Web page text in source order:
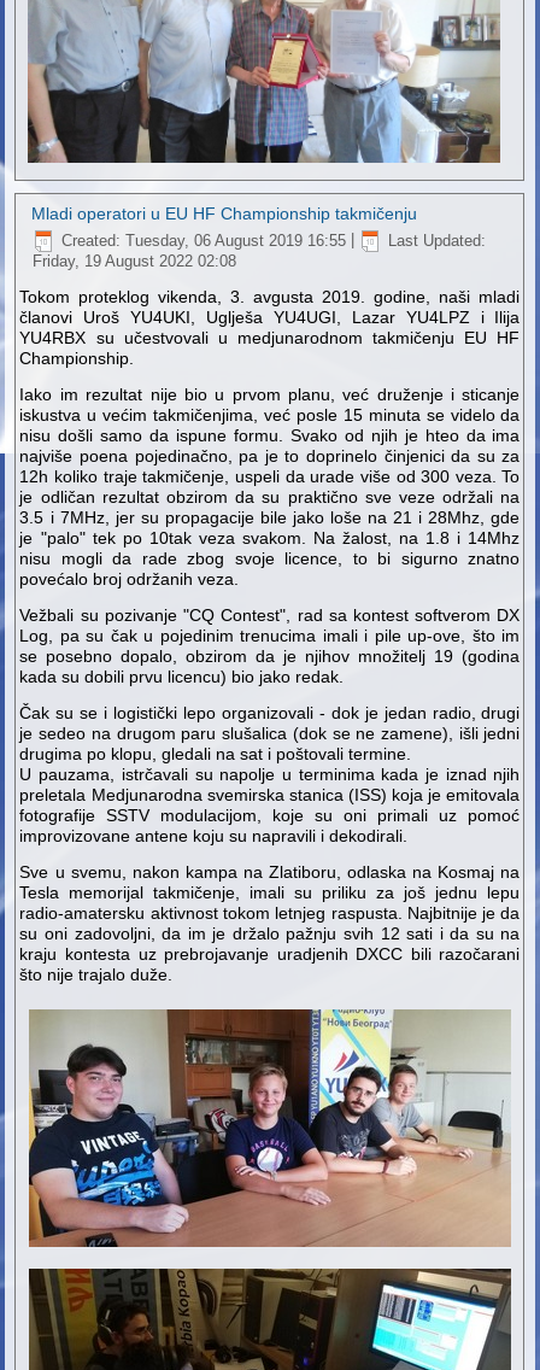
Mladi operatori u EU HF Championship takmičenju
Created: Tuesday, 06 August 2019 16:55
Last Updated:
Friday, 19 August 2022 02:08
Tokom proteklog vikenda, 3. avgusta 2019. godine, naši mladi
članovi Uroš YU4UKI, Uglješa YU4UGI, Lazar YU4LPZ i Ilija
YU4RBX su učestvovali u medjunarodnom takmičenju EU HF
Championship.
Iako im rezultat nije bio u prvom planu, već druženje i sticanje
iskustva u većim takmičenjima, već posle 15 minuta se videlo da
nisu došli samo da ispune formu. Svako od njih je hteo da ima
najviše poena pojedinačno, pa je to doprinelo činjenici da su za
12h koliko traje takmičenje, uspeli da urade više od 300 veza. To
je odličan rezultat obzirom da su praktično sve veze održali na
3.5 i 7MHz, jer su propagacije bile jako loše na 21 i 28Mhz, gde
je "palo" tek po 10tak veza svakom. Na žalost, na 1.8 i 14Mhz
nisu mogli da rade zbog svoje licence, to bi sigurno znatno
povećalo broj održanih veza.
Vežbali su pozivanje "CQ Contest", rad sa kontest softverom DX
Log, pa su čak u pojedinim trenucima imali i pile up-ove, što im
se posebno dopalo, obzirom da je njihov množitelj 19 (godina
kada su dobili prvu licencu) bio jako redak.
Čak su se i logistički lepo organizovali - dok je jedan radio, drugi
je sedeo na drugom paru slušalica (dok se ne zamene), išli jedni
drugima po klopu, gledali na sat i poštovali termine.
U pauzama, istrčavali su napolje u terminima kada je iznad njih
preletala Medjunarodna svemirska stanica (ISS) koja je emitovala
fotografije SSTV modulacijom, koje su oni primali uz pomoć
improvizovane antene koju su napravili i dekodirali.
Sve u svemu, nakon kampa na Zlatiboru, odlaska na Kosmaj na
Tesla memorijal takmičenje, imali su priliku za još jednu lepu
radio-amatersku aktivnost tokom letnjeg raspusta. Najbitnije je da
su oni zadovoljni, da im je držalo pažnju svih 12 sati i da su na
kraju kontesta uz prebrojavanje uradjenih DXCC bili razočarani
što nije trajalo duže.